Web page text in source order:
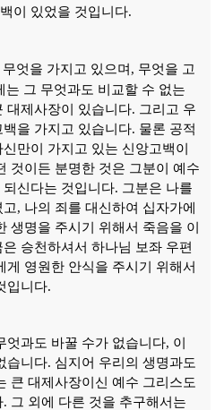
이 있었을 것입니다.
엇을 가지고 있으며 , 무엇을 고
는 그 무엇과도 비교할 수 없는
대제사장이 있습니다. 그리고 우
을 가지고 있습니다. 물론 공적
만이 가지고 있는 신앙고백이
것이든 분명한 것은 그분이 예수
신다는 것입니다. 그분은 나를
, 나의 죄를 대신하여 십자가에
생명을 주시기 위해서 죽음을 이
은 승천하셔서 하나님 보좌 우편
게 영원한 안식을 주시기 위해서
입니다.
엇과도 바꿀 수가 없습니다, 이
습니다. 심지어 우리의 생명과도
큰 대제사장이신 예수 그리스도
. 그 외에 다른 것을 추구해서는